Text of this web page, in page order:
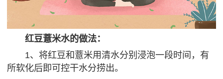
红豆薏米水的做法：
1、将红豆和薏米用清水分别浸泡一段时间，有
所软化后即可控干水分捞出。